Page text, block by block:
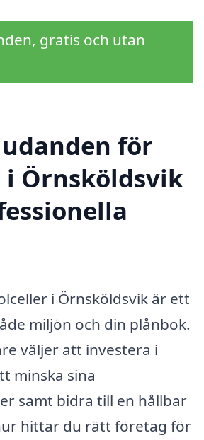
gratis och utan
för
i Örnsköldsvik
i Örnsköldsvik är ett
miljön och din plånbok.
väljer att investera i
minska sina
samt bidra till en hållbar
hittar du rätt företag för